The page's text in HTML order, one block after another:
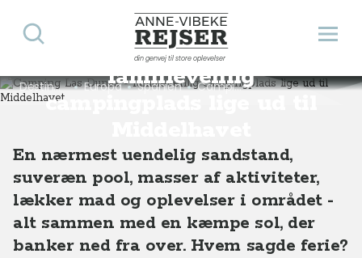
Anne-Vibeke Rejser
din genvej til store oplevelser
Åbn
Søg
Camping Las Dunas -
familievenlig
campingplads lige ud til
Destinationer Europa Spanien Camping Las Dunas - familievenlig campingplads lige ud til Middelhavet
En nærmest uendelig sandstand,
suveræn pool, masser af aktiviteter,
lækker mad og oplevelser i området -
alt sammen med en kæmpe sol, der
banker ned fra over. Hvem sagde ferie?